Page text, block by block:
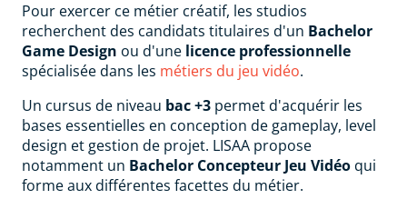
Pour exercer ce métier créatif, les studios
recherchent des candidats titulaires d'un Bachelor
Game Design ou d'une licence professionnelle
spécialisée dans les métiers du jeu vidéo.
Un cursus de niveau bac +3 permet d'acquérir les
bases essentielles en conception de gameplay, level
design et gestion de projet. LISAA propose
notamment un Bachelor Concepteur Jeu Vidéo qui
forme aux différentes facettes du métier.